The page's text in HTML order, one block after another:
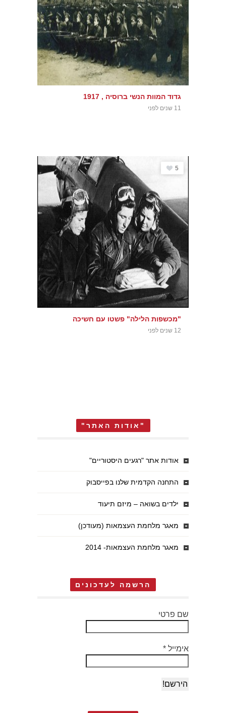
גדוד המוות הנשי ברוסיה , 1917
11 שנים לפני
5
"מכשפות הלילה" פשטו עם חשיכה
12 שנים לפני
"אודות האתר"
אודות אתר "רגעים היסטוריים"
התחנה הקדמית שלנו בפייסבוק
ילדים בשואה – מיזם תיעוד
מאגר מלחמת העצמאות (מעודכן)
מאגר מלחמת העצמאות- 2014
הרשמה לעדכונים
שם פרטי
אימייל *